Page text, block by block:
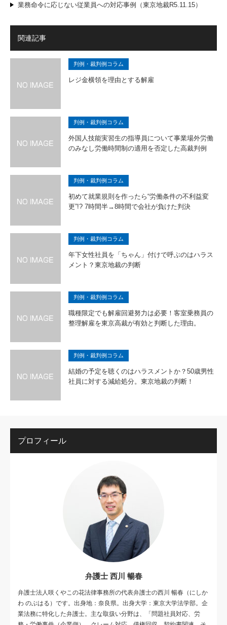
業務命令に応じない従業員への対応事例（東京地裁R5.11.15）
関連記事
判例・裁判例コラム
レジ金横領を理由とする解雇
判例・裁判例コラム
外国人技能実習生の指導員について事業場外労働
のみなし労働時間制の適用を否定した高裁判例
判例・裁判例コラム
初めて就業規則を作ったら“労働条件の不利益変
更”!? 7時間半→8時間で会社が負けた判決
判例・裁判例コラム
年下女性社員を「ちゃん」付けで呼ぶのはハラス
メント？東京地裁の判断
判例・裁判例コラム
職種限定でも解雇回避努力は必要！客室乗務員の
整理解雇を東京高裁が有効と判断した理由。
判例・裁判例コラム
結婚の予定を聴くのはハラスメントか？50歳男性
社員に対する減給処分。東京地裁の判断！
プロフィール
弁護士 西川 暢春
弁護士法人咲くやこの花法律事務所の代表弁護士の西川 暢春（にしか
わ のぶはる）です。出身地：奈良県。出身大学：東京大学法学部。企
業法務に特化した弁護士。主な取扱い分野は、「問題社員対応、労